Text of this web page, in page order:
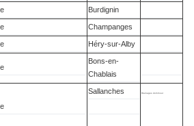
Burdignin
Champanges
Héry-sur-Alby
Bons-en-
Chablais
Sallanches Rrainages Zemmour